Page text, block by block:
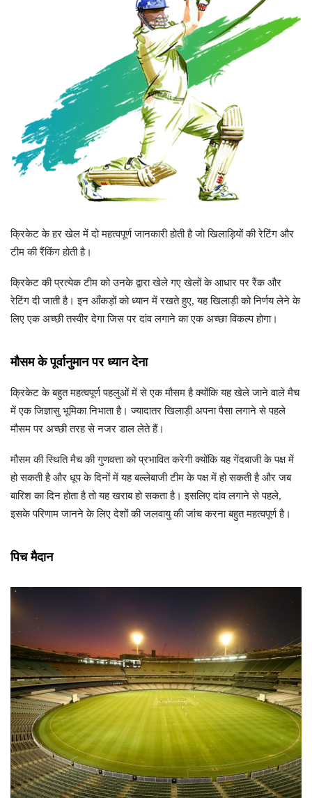
क्रिकेट के हर खेल में दो महत्वपूर्ण जानकारी होती है जो खिलाड़ियों की रेटिंग और
टीम की रैंकिंग होती है।
क्रिकेट की प्रत्येक टीम को उनके द्वारा खेले गए खेलों के आधार पर रैंक और
रेटिंग दी जाती है। इन आँकड़ों को ध्यान में रखते हुए, यह खिलाड़ी को निर्णय लेने के
लिए एक अच्छी तस्वीर देगा जिस पर दांव लगाने का एक अच्छा विकल्प होगा।
मौसम के पूर्वानुमान पर ध्यान देना
क्रिकेट के बहुत महत्वपूर्ण पहलुओं में से एक मौसम है क्योंकि यह खेले जाने वाले मैच
में एक जिज्ञासु भूमिका निभाता है। ज्यादातर खिलाड़ी अपना पैसा लगाने से पहले
मौसम पर अच्छी तरह से नजर डाल लेते हैं।
मौसम की स्थिति मैच की गुणवत्ता को प्रभावित करेगी क्योंकि यह गेंदबाजी के पक्ष में
हो सकती है और धूप के दिनों में यह बल्लेबाजी टीम के पक्ष में हो सकती है और जब
बारिश का दिन होता है तो यह खराब हो सकता है। इसलिए दांव लगाने से पहले,
इसके परिणाम जानने के लिए देशों की जलवायु की जांच करना बहुत महत्वपूर्ण है।
पिच मैदान